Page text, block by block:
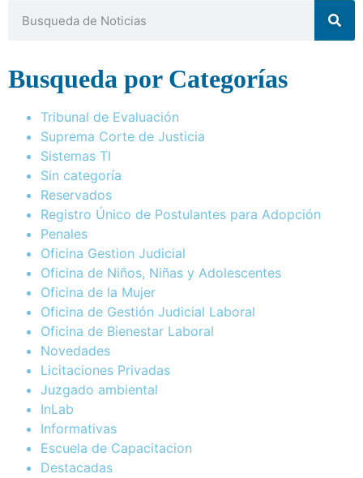
Busqueda por Categorías
Tribunal de Evaluación
Suprema Corte de Justicia
Sistemas TI
Sin categoría
Reservados
Registro Único de Postulantes para Adopción
Penales
Oficina Gestion Judicial
Oficina de Niños, Niñas y Adolescentes
Oficina de la Mujer
Oficina de Gestión Judicial Laboral
Oficina de Bienestar Laboral
Novedades
Licitaciones Privadas
Juzgado ambiental
InLab
Informativas
Escuela de Capacitacion
Destacadas